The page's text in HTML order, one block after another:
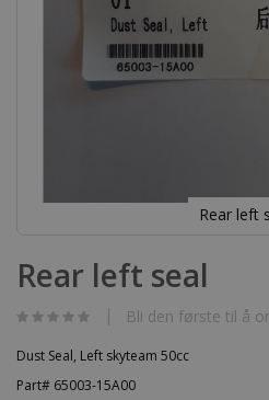
Rear left
til
begynnelsen
bildegalleri
Rear left seal
Bli den første til å
Dust Seal, Left skyteam 50cc
Part# 65003-15A00